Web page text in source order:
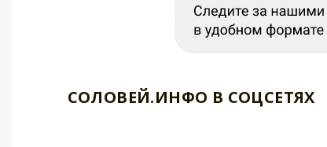
СОЛОВЕЙ.ИНФО В СОЦСЕТЯХ